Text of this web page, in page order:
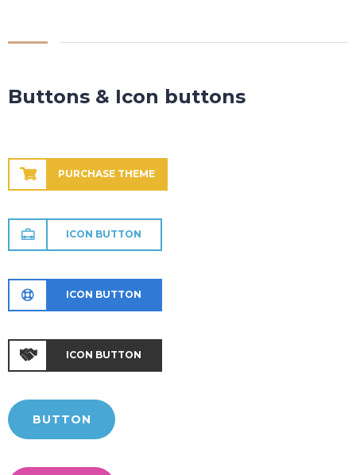
Buttons & Icon buttons
PURCHASE THEME
ICON BUTTON
ICON BUTTON
ICON BUTTON
BUTTON